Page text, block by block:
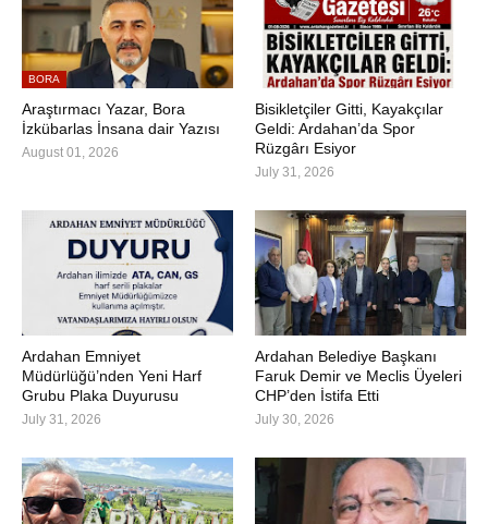
BORA
Araştırmacı Yazar, Bora
İzkübarlas İnsana dair Yazısı
August 01, 2026
Bisikletçiler Gitti, Kayakçılar
Geldi: Ardahan’da Spor
Rüzgârı Esiyor
July 31, 2026
Ardahan Emniyet
Müdürlüğü’nden Yeni Harf
Grubu Plaka Duyurusu
July 31, 2026
Ardahan Belediye Başkanı
Faruk Demir ve Meclis Üyeleri
CHP’den İstifa Etti
July 30, 2026